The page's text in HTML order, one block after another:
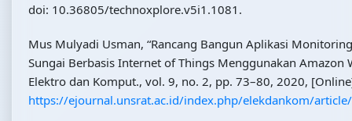
doi: 10.36805/technoxplore.v5i1.1081.
Mus Mulyadi Usman, “Rancang Bangun Aplikasi
Sungai Berbasis Internet of Things Menggunakan Amazon
Elektro dan Komput., vol. 9, no. 2, pp. 73–80, 2020,
https://ejournal.unsrat.ac.id/index.php/elekdankom/